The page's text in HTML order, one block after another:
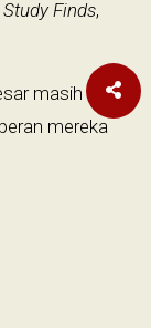
Study Finds,
masih
mereka